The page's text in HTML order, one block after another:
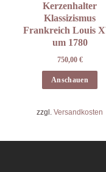
Kerzenhalter
Klassizismus
Frankreich Louis
um 1780
750,00 €
Anschauen
zzgl. Versandkosten